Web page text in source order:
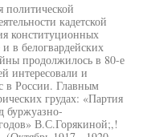
политической
кадетской
конституционных
в белогвардейских
продолжилось в 80-е
интересовали и
в России. Главным
грудах: «Партия
буржуазно-
В.С.Горякиной;,!